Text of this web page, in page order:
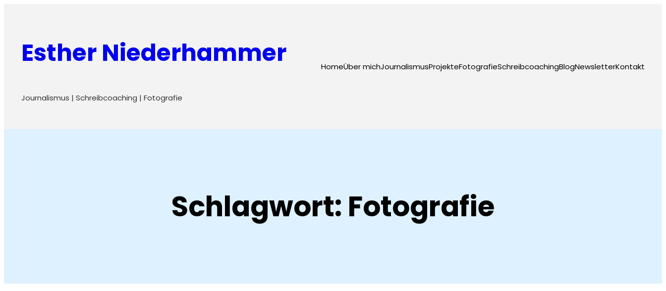
springen
Esther Niederhammer
Journalismus | Schreibcoaching | Fotografie
HomeÜber michJournalismusProjekteFotografieSchreibcoachingBlogNewsletterKontakt
Schlagwort: Fotografie